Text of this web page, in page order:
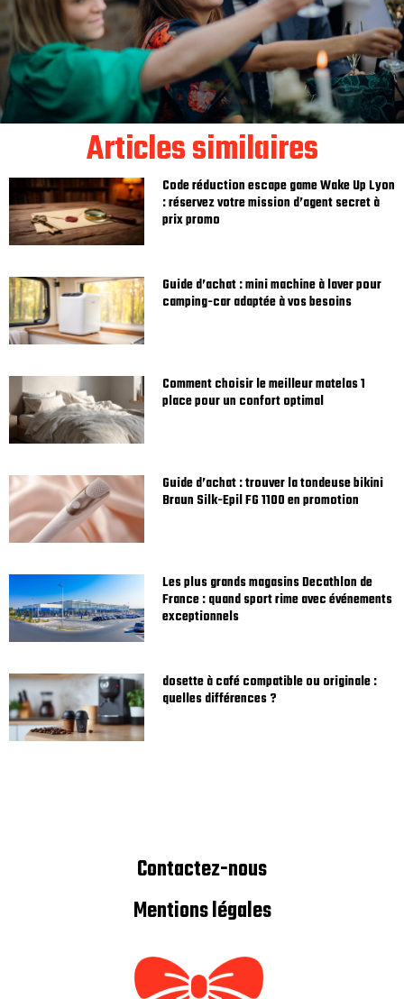
Articles similaires
Code réduction escape game Wake Up Lyon
: réservez votre mission d’agent secret à
prix promo
Guide d’achat : mini machine à laver pour
camping-car adaptée à vos besoins
Comment choisir le meilleur matelas 1
place pour un confort optimal
Guide d’achat : trouver la tondeuse bikini
Braun Silk-Epil FG 1100 en promotion
Les plus grands magasins Decathlon de
France : quand sport rime avec événements
exceptionnels
dosette à café compatible ou originale :
quelles différences ?
Contactez-nous
Mentions légales